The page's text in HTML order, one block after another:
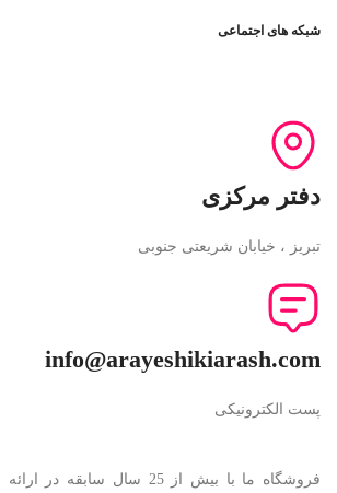
شبکه های اجتماعی
دفتر مرکزی
تبریز ، خیابان شریعتی جنوبی
info@arayeshikiarash.com
پست الکترونیکی
فروشگاه ما با بیش از 25 سال